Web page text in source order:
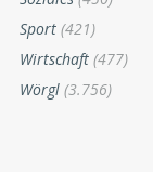
Sport (421)
Wirtschaft (477)
Wörgl (3.756)